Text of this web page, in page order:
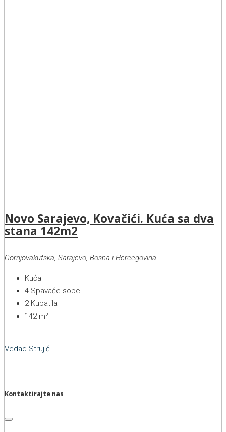
Novo Sarajevo, Kovačići. Kuća sa dva
stana 142m2
Gornjovakufska, Sarajevo, Bosna i Hercegovina
Kuća
4 Spavaće sobe
2 Kupatila
142 m²
Vedad Strujić
Kontaktirajte nas